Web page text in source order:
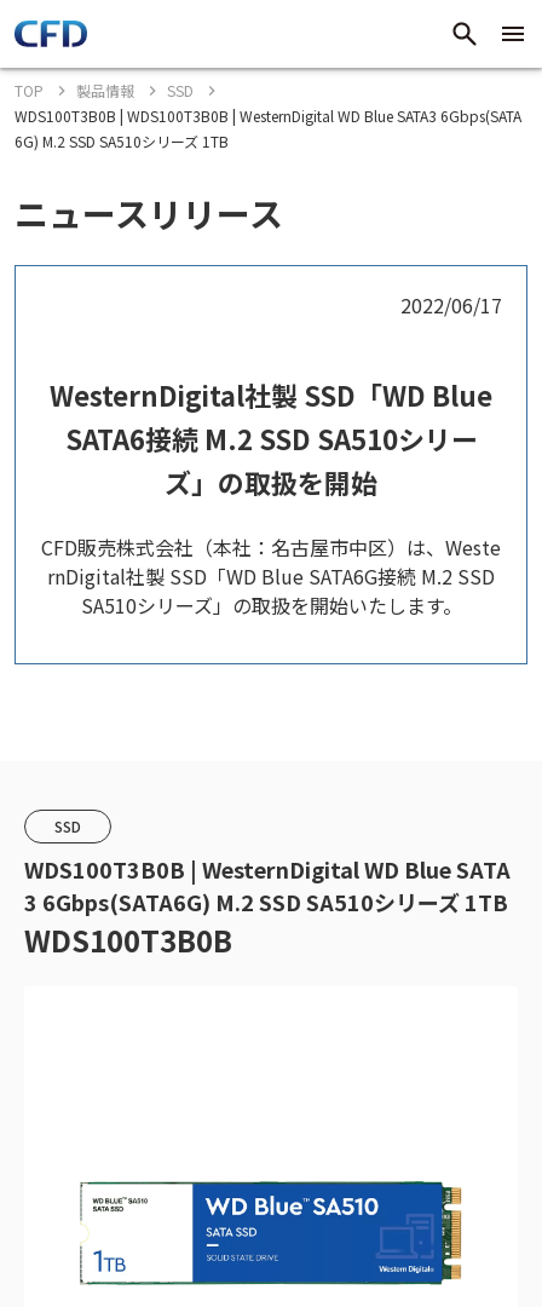
TOP 製品情報
SSD
WDS100T3B0B | WDS100T3B0B | WesternDigital WD Blue SATA3 6Gbps(SATA
6G) M.2 SSD SA510シリーズ 1TB
ニュースリリース
2022/06/17
WesternDigital社製 SSD「WD Blue
SATA6接続 M.2 SSD SA510シリー
ズ」の取扱を開始
CFD販売株式会社（本社：名古屋市中区）は、Weste
rnDigital社製 SSD「WD Blue SATA6G接続 M.2 SSD
SA510シリーズ」の取扱を開始いたします。
SSD
WDS100T3B0B | WesternDigital WD Blue SATA
3 6Gbps(SATA6G) M.2 SSD SA510シリーズ 1TB
WDS100T3B0B